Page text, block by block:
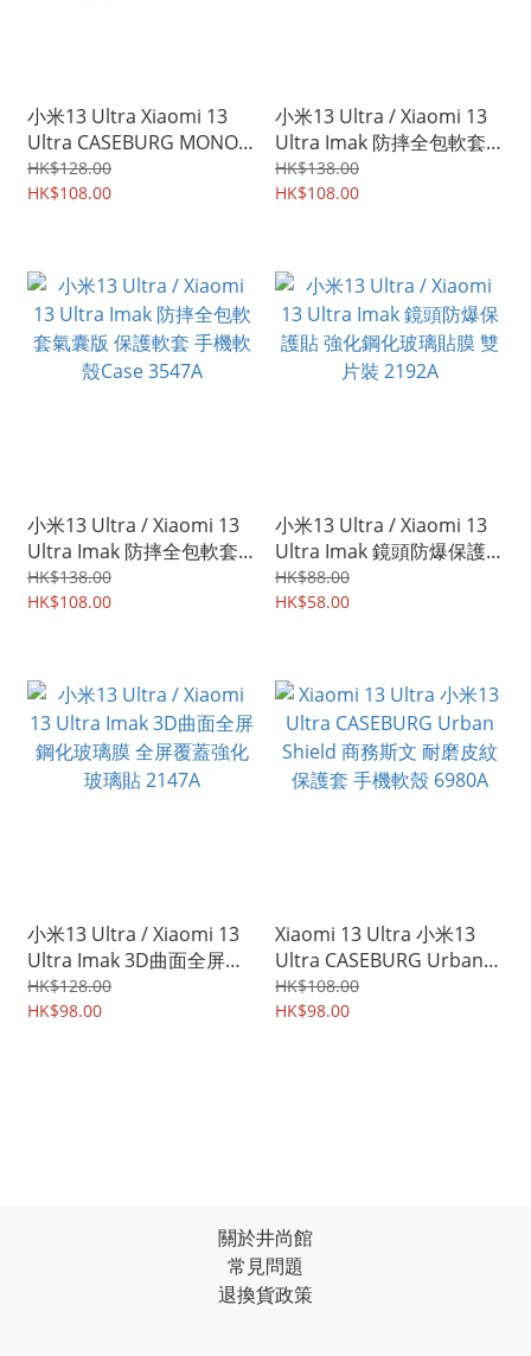
小米13 Ultra Xiaomi 13
Ultra CASEBURG MONO
Shield 單色新款設計 四邊
全包加強保護 手機軟殼 保
HK$128.00
HK$108.00
小米13 Ultra / Xiaomi 13
Ultra Imak 防摔全包軟套
氣囊版 保護軟套 手機軟殼
Case 3552A
HK$138.00
HK$108.00
小米13 Ultra / Xiaomi 13
Ultra Imak 防摔全包軟套
氣囊版 保護軟套 手機軟殼
Case 3547A
HK$138.00
HK$108.00
小米13 Ultra / Xiaomi 13
Ultra Imak 鏡頭防爆保護
貼 強化鋼化玻璃貼膜 雙片
裝 2192A
HK$88.00
HK$58.00
小米13 Ultra / Xiaomi 13
Ultra Imak 3D曲面全屏鋼
化玻璃膜 全屏覆蓋強化玻
璃貼 2147A
HK$128.00
HK$98.00
Xiaomi 13 Ultra 小米13
Ultra CASEBURG Urban
Shield 商務斯文 耐磨皮紋
保護套 手機軟殼 6980A
HK$108.00
HK$98.00
關於井尚館
常見問題
退換貨政策